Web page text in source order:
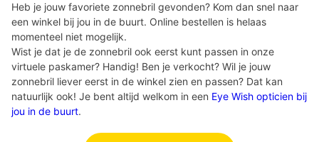
Heb je jouw favoriete zonnebril gevonden? Kom dan snel naar
een winkel bij jou in de buurt. Online bestellen is helaas
momenteel niet mogelijk.
Wist je dat je de zonnebril ook eerst kunt passen in onze
virtuele paskamer? Handig! Ben je verkocht? Wil je jouw
zonnebril liever eerst in de winkel zien en passen? Dat kan
natuurlijk ook! Je bent altijd welkom in een Eye Wish opticien bij
jou in de buurt.